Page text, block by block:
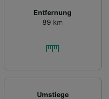
Entfernung
89 km
Umstiege